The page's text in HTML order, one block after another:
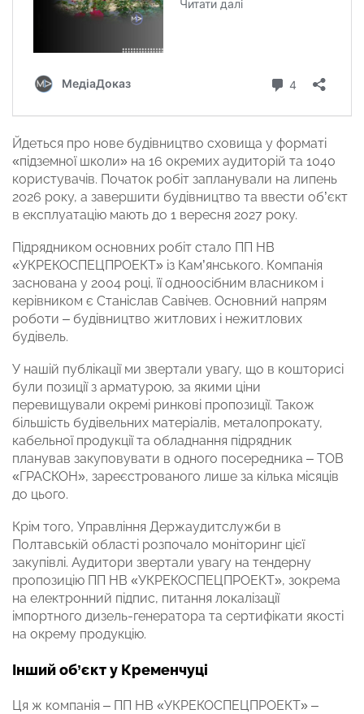
Йдеться про нове будівництво сховища у форматі
«підземної школи» на 16 окремих аудиторій та 1040
користувачів. Початок робіт запланували на липень
2026 року, а завершити будівництво та ввести об’єкт
в експлуатацію мають до 1 вересня 2027 року.
Підрядником основних робіт стало ПП НВ
«УКРЕКОСПЕЦПРОЕКТ» із Кам’янського. Компанія
заснована у 2004 році, її одноосібним власником і
керівником є Станіслав Савічев. Основний напрям
роботи – будівництво житлових і нежитлових
будівель.
У нашій публікації ми звертали увагу, що в кошторисі
були позиції з арматурою, за якими ціни
перевищували окремі ринкові пропозиції. Також
більшість будівельних матеріалів, металопрокату,
кабельної продукції та обладнання підрядник
планував закуповувати в одного посередника – ТОВ
«ГРАСКОН», зареєстрованого лише за кілька місяців
до цього.
Крім того, Управління Держаудитслужби в
Полтавській області розпочало моніторинг цієї
закупівлі. Аудитори звертали увагу на тендерну
пропозицію ПП НВ «УКРЕКОСПЕЦПРОЕКТ», зокрема
на електронний підпис, питання локалізації
імпортного дизель-генератора та сертифікати якості
на окрему продукцію.
Інший об’єкт у Кременчуці
Ця ж компанія – ПП НВ «УКРЕКОСПЕЦПРОЕКТ» –